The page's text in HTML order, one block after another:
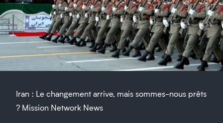
Iran : Le changement arrive, mais sommes-nous prêts
? Mission Network News